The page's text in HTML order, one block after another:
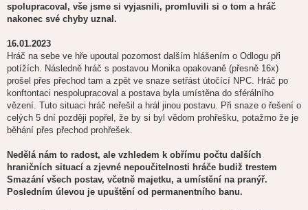
spolupracoval, vše jsme si vyjasnili, promluvili si o tom a hráč
nakonec své chyby uznal.
16.01.2023
Hráč na sebe ve hře upoutal pozornost dalším hlášením o Odlogu při
potížích. Následně hráč s postavou Monika opakovaně (přesně 16x)
prošel přes přechod tam a zpět ve snaze setřást útočící NPC. Hráč po
konftontaci nespolupracoval a postava byla umístěna do sférálního
vězení. Tuto situaci hráč neřešil a hrál jinou postavu. Při snaze o řešení o
celých 5 dní později popřel, že by si byl vědom prohřešku, potažmo že je
běhání přes přechod prohřešek.
Nedělá nám to radost, ale vzhledem k obřímu počtu dalších
hraničních situací a zjevné nepoučitelnosti hráče budiž trestem
Smazání všech postav, včetně majetku, a umístění na pranýř.
Posledním úlevou je upuštění od permanentního banu.